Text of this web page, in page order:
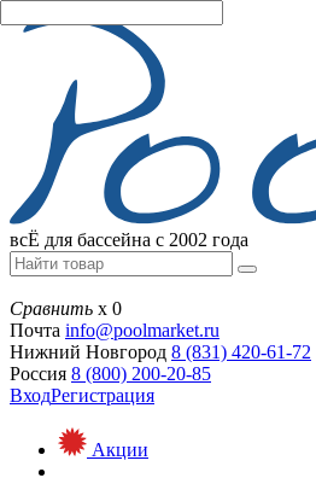
всЁ для бассейна с 2002 года
Сравнить х 0
Почта info@poolmarket.ru
Нижний Новгород 8 (831) 420-61-72
Россия 8 (800) 200-20-85
ВходРегистрация
Акции